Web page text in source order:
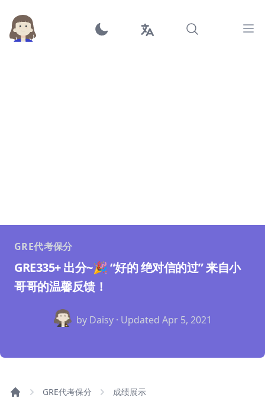
GRE代考保分
GRE335+ 出分~🎉 “好的 绝对信的过” 来自小
哥哥的温馨反馈！
by Daisy · Updated Apr 5, 2021
GRE代考保分 成绩展示